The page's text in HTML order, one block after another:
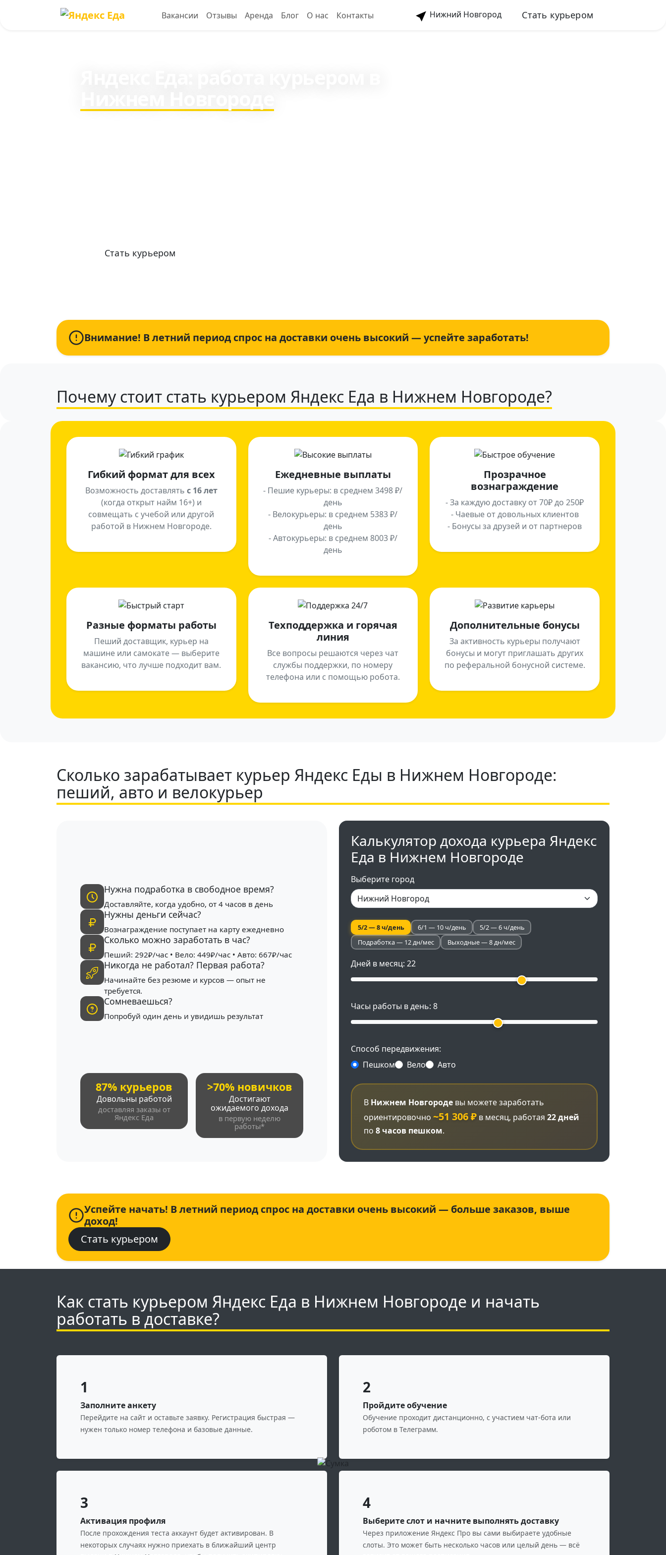
Вакансии Отзывы Аренда Блог О нас Контакты Нижний Новгород Стать курьером
Стать курьером
Внимание! В летний период спрос на доставки очень высокий — успейте заработать!
Почему стоит стать курьером Яндекс Еда в Нижнем Новгороде?
Гибкий формат для всех
Возможность доставлять с 16 лет
(когда открыт найм 16+) и
совмещать с учебой или другой
работой в Нижнем Новгороде.
Ежедневные выплаты
- Пешие курьеры: в среднем 3498 ₽/
день
- Велокурьеры: в среднем 5383 ₽/
день
- Автокурьеры: в среднем 8003 ₽/
день
Прозрачное
вознаграждение
- За каждую доставку от 70₽ до 250₽
- Чаевые от довольных клиентов
- Бонусы за друзей и от партнеров
Разные форматы работы
Пеший доставщик, курьер на
машине или самокате — выберите
вакансию, что лучше подходит вам.
Техподдержка и горячая
линия
Все вопросы решаются через чат
службы поддержки, по номеру
телефона или с помощью робота.
Дополнительные бонусы
За активность курьеры получают
бонусы и могут приглашать других
по реферальной бонусной системе.
Сколько зарабатывает курьер Яндекс Еды в Нижнем Новгороде:
пеший, авто и велокурьер
Нужна подработка в свободное время?
Доставляйте, когда удобно, от 4 часов в день
Нужны деньги сейчас?
Вознаграждение поступает на карту ежедневно
Сколько можно заработать в час?
Пеший: 292₽/час • Вело: 449₽/час • Авто: 667₽/час
Никогда не работал? Первая работа?
Начинайте без резюме и курсов — опыт не
требуется.
Сомневаешься?
Попробуй один день и увидишь результат
87% курьеров
Довольны работой
доставляя заказы от
Яндекс Еда
>70% новичков
Достигают
ожидаемого дохода
в первую неделю
работы*
Калькулятор дохода курьера Яндекс
Еда в Нижнем Новгороде
Выберите город
5/2 — 8 ч/день 6/1 — 10 ч/день
5/2 — 6 ч/день
Подработка — 12 дн/мес
Выходные — 8 дн/мес
Дней в месяц: 22
Часы работы в день: 8
Способ передвижения:
Пешком
Вело Авто
В Нижнем Новгороде вы можете заработать
ориентировочно ~51 306 ₽ в месяц, работая 22 дней
по 8 часов пешком.
Успейте начать! В летний период спрос на доставки очень высокий — больше заказов, выше
доход!
Стать курьером
Как стать курьером Яндекс Еда в Нижнем Новгороде и начать
работать в доставке?
1
Заполните анкету
Перейдите на сайт и оставьте заявку. Регистрация быстрая —
нужен только номер телефона и базовые данные.
2
Пройдите обучение
Обучение проходит дистанционно, с участием чат-бота или
роботом в Телеграмм.
3
Активация профиля
После прохождения теста аккаунт будет активирован. В
некоторых случаях нужно приехать в ближайший центр
4
Выберите слот и начните выполнять доставку
Через приложение Яндекс Про вы сами выбираете удобные
слоты. Это может быть несколько часов или целый день — всё